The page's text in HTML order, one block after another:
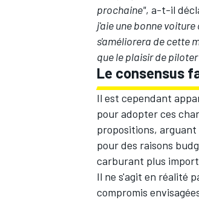
prochaine", a-t-il
j'aie une bonne
s'améliorera de cette
que le plaisir de
Le consensus
Il est cependant
pour adopter ces
propositions,
pour des raisons
carburant plus
Il ne s'agit en réalité
compromis